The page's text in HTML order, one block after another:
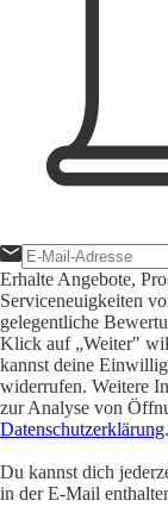
Erhalte Angebote,
Serviceneuigkeiten
gelegentliche
Klick auf „Weiter"
kannst deine
widerrufen. Weitere
zur Analyse von
Datenschutzerklärung.
Du kannst dich
in der E-Mail